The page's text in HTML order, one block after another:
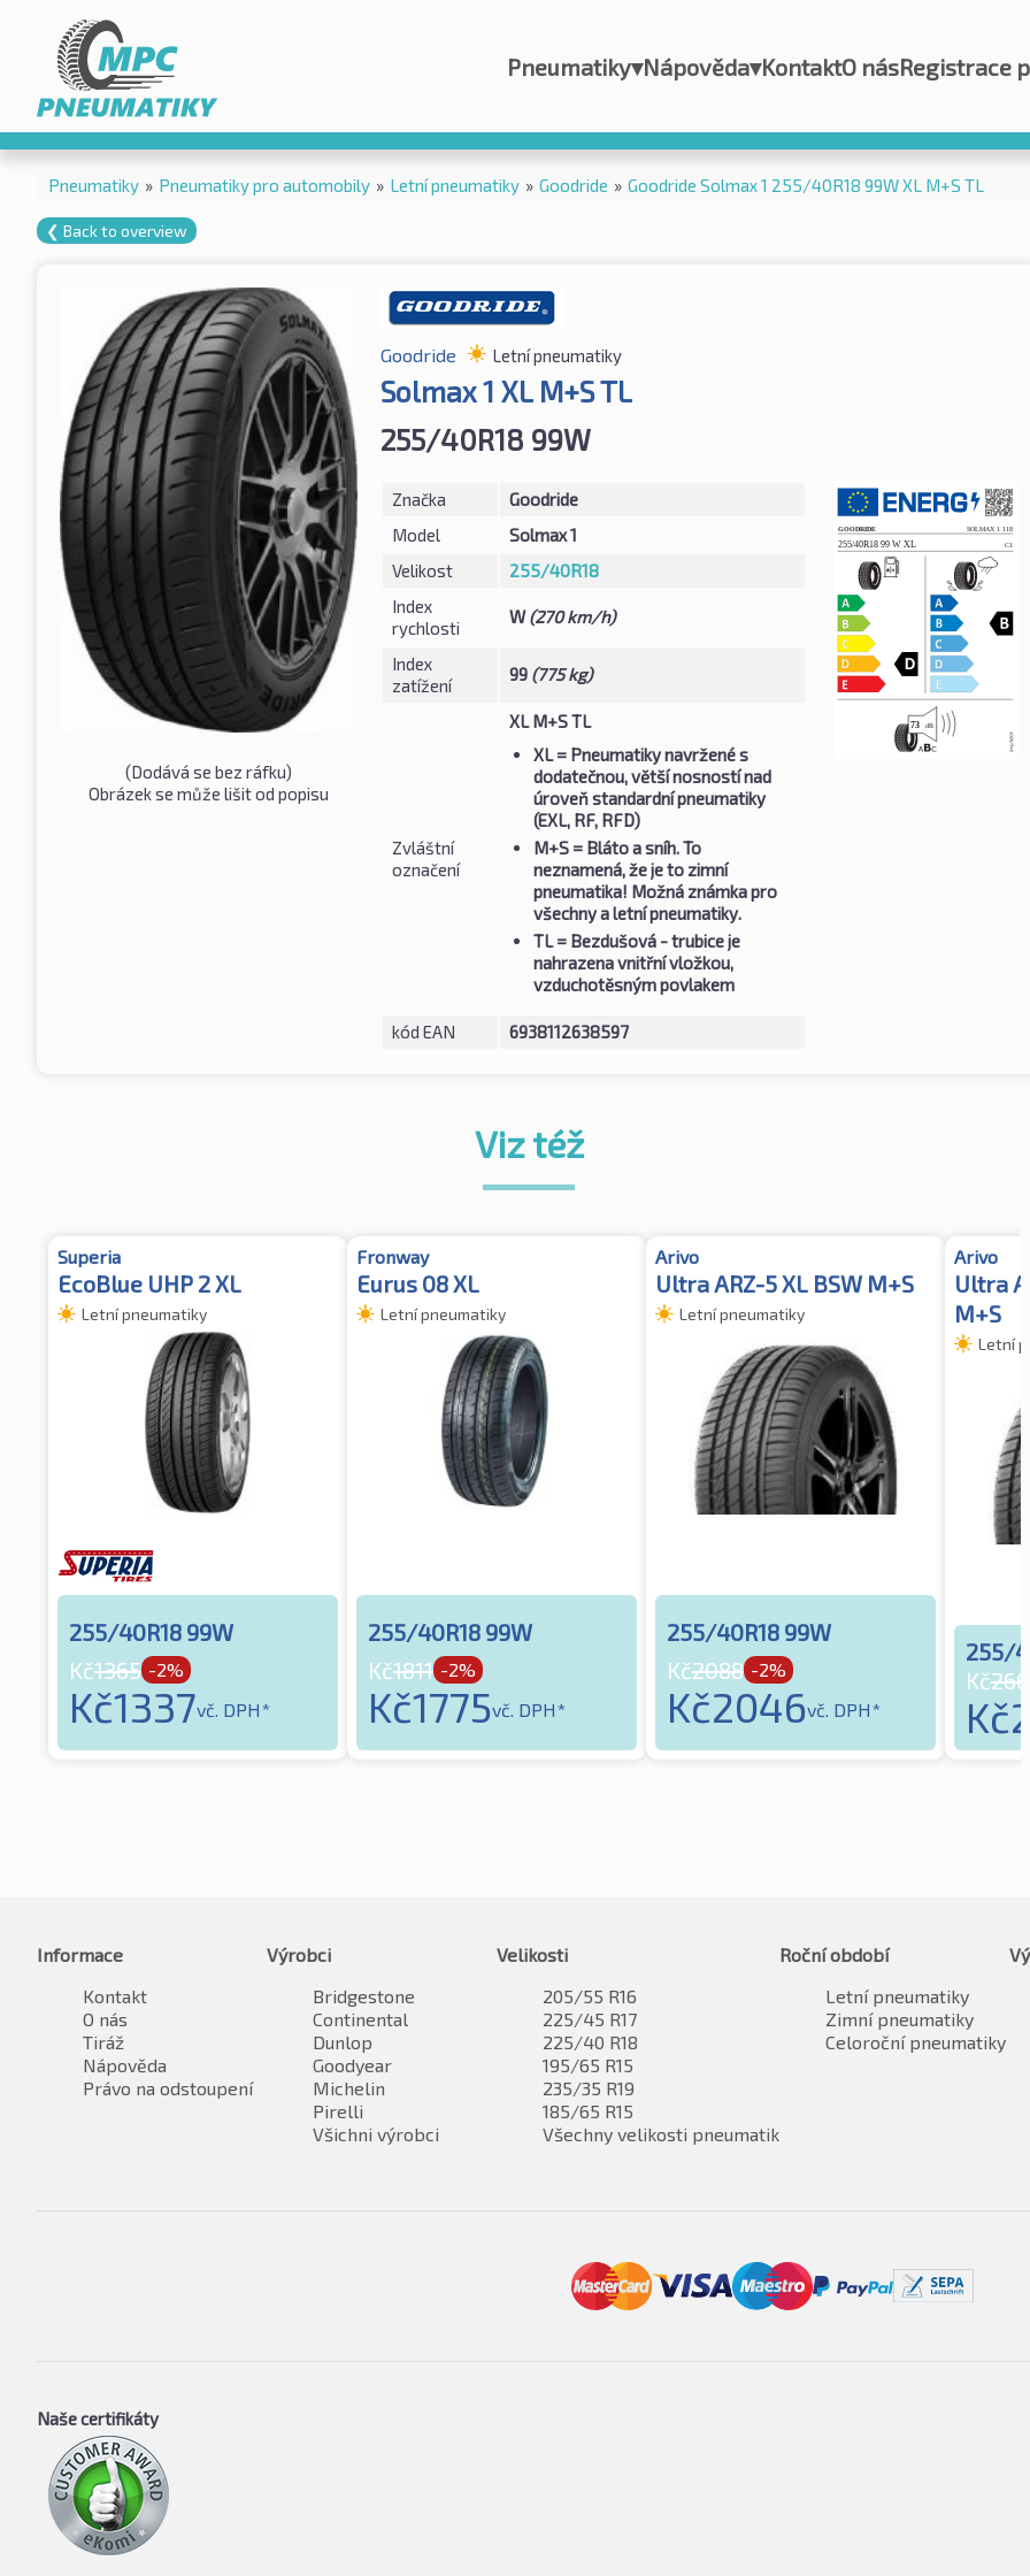
Pneumatiky▾Nápověda▾KontaktO násRegistrace
Pneumatiky » Pneumatiky pro automobily » Letní pneumatiky » Goodride » Goodride Solmax 1 255/40R18 99W XL M+S TL
❮ Back to overview
(Dodává se bez ráfku)
Obrázek se může lišit od popisu
Goodride Letní pneumatiky
Solmax 1 XL M+S TL
255/40R18 99W
Značka
Goodride
Model
Solmax 1
Velikost
255/40R18
Index
rychlosti
W(270 km/h)
Index
zatížení
99 (775 kg)
Zvláštní
označení
XL M+S TL
XL= Pneumatiky navržené s
dodatečnou, větší nosností nad
úroveň standardní pneumatiky
(EXL, RF, RFD)
M+S= Bláto a sníh. To
neznamená, že je to zimní
pneumatika! Možná známka pro
všechny a letní pneumatiky.
TL= Bezdušová - trubice je
nahrazena vnitřní vložkou,
vzduchotěsným povlakem
kód EAN 6938112638597
Viz též
Superia
EcoBlue UHP 2 XL
Letní pneumatiky
255/40R18 99W
Kč1365 -2%
Kč1337vč. DPH*
Fronway
Eurus 08 XL
Letní pneumatiky
255/40R18 99W
Kč1811 -2%
Kč1775vč. DPH*
Arivo
Ultra ARZ-5 XL BSW M+S
Letní pneumatiky
255/40R18 99W
Kč2088 -2%
Kč2046vč. DPH*
Arivo
Ultra
M+S
Letní
255/
Kč2662
Kč
Informace
Kontakt
O nás
Tiráž
Nápověda
Právo na odstoupení
Výrobci
Bridgestone
Continental
Dunlop
Goodyear
Michelin
Pirelli
Všichni výrobci
Velikosti
205/55 R16
225/45 R17
225/40 R18
195/65 R15
235/35 R19
185/65 R15
Všechny velikosti pneumatik
Roční období
Letní pneumatiky
Zimní pneumatiky
Celoroční pneumatiky
Naše certifikáty